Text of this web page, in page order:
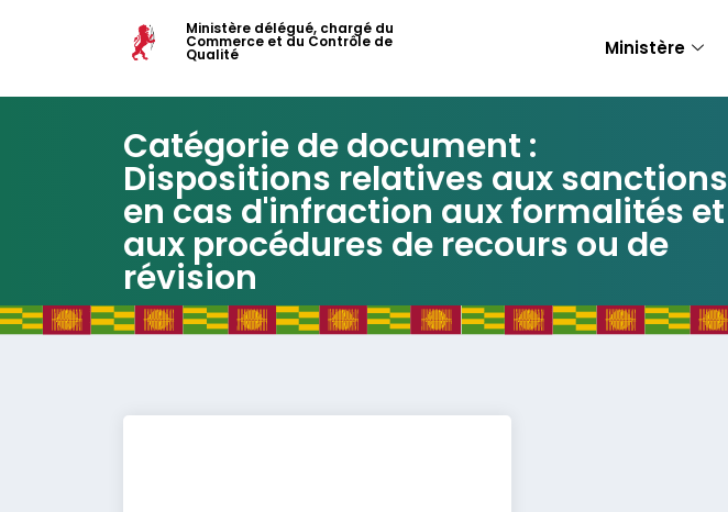
Ministère délégué, chargé du
Commerce et du Contrôle de
Qualité Ministère
Catégorie de document :
Dispositions relatives aux sanctions
en cas d'infraction aux formalités et
aux procédures de recours ou de
révision